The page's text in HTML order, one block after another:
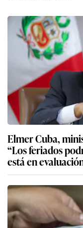
Elmer Cuba,
“Los feriados
está en